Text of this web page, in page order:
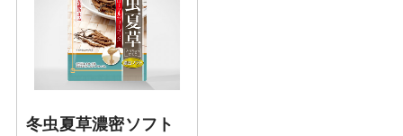
冬虫夏草濃密ソフト